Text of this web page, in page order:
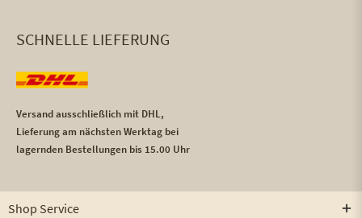
SCHNELLE LIEFERUNG
Versand ausschließlich mit DHL,
Lieferung am nächsten Werktag bei
lagernden Bestellungen bis 15.00 Uhr
Shop Service